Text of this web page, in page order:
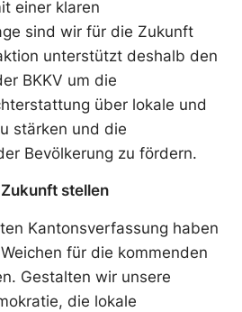
einer klaren
sind wir für die Zukunft
unterstützt deshalb den
BKKV um die
über lokale und
stärken und die
Bevölkerung zu fördern.
stellen
Kantonsverfassung haben
für die kommenden
Gestalten wir unsere
die lokale